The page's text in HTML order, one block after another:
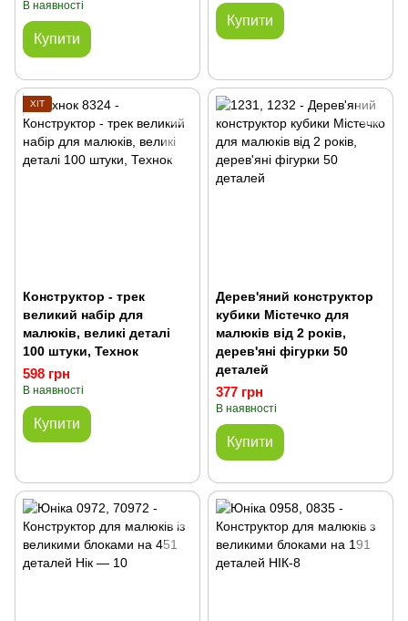
В наявності
Купити
Купити
ХІТ
Конструктор - трек
великий набір для
малюків, великі деталі
100 штуки, Технок
598 грн
В наявності
Купити
Дерев'яний конструктор
кубики Містечко для
малюків від 2 років,
дерев'яні фігурки 50
деталей
377 грн
В наявності
Купити